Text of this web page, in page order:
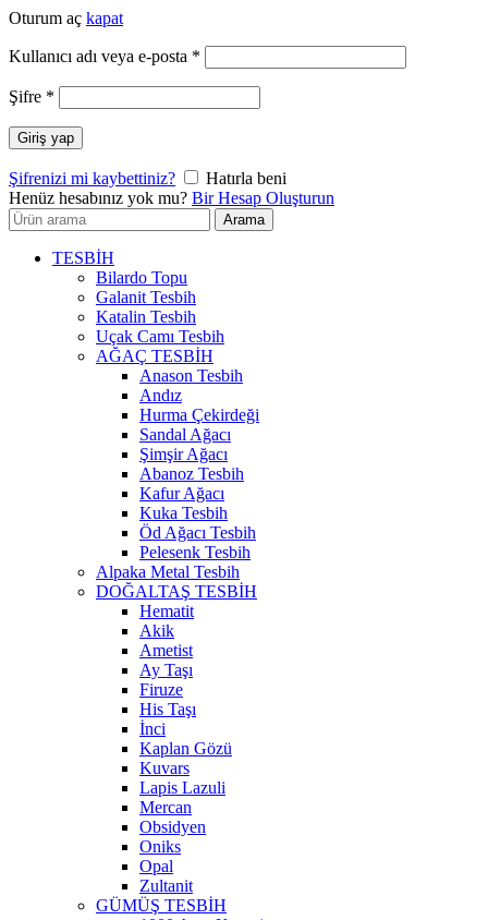
Oturum aç kapat
Kullanıcı adı veya e-posta *
Şifre *
Giriş yap
Şifrenizi mi kaybettiniz?
Hatırla beni
Henüz hesabınız yok mu? Bir Hesap Oluşturun
Arayın:
Arama
TESBİH
Bilardo Topu
Galanit Tesbih
Katalin Tesbih
Uçak Camı Tesbih
AĞAÇ TESBİH
Anason Tesbih
Andız
Hurma Çekirdeği
Sandal Ağacı
Şimşir Ağacı
Abanoz Tesbih
Kafur Ağacı
Kuka Tesbih
Öd Ağacı Tesbih
Pelesenk Tesbih
Alpaka Metal Tesbih
DOĞALTAŞ TESBİH
Hematit
Akik
Ametist
Ay Taşı
Firuze
His Taşı
İnci
Kaplan Gözü
Kuvars
Lapis Lazuli
Mercan
Obsidyen
Oniks
Opal
Zultanit
GÜMÜŞ TESBİH